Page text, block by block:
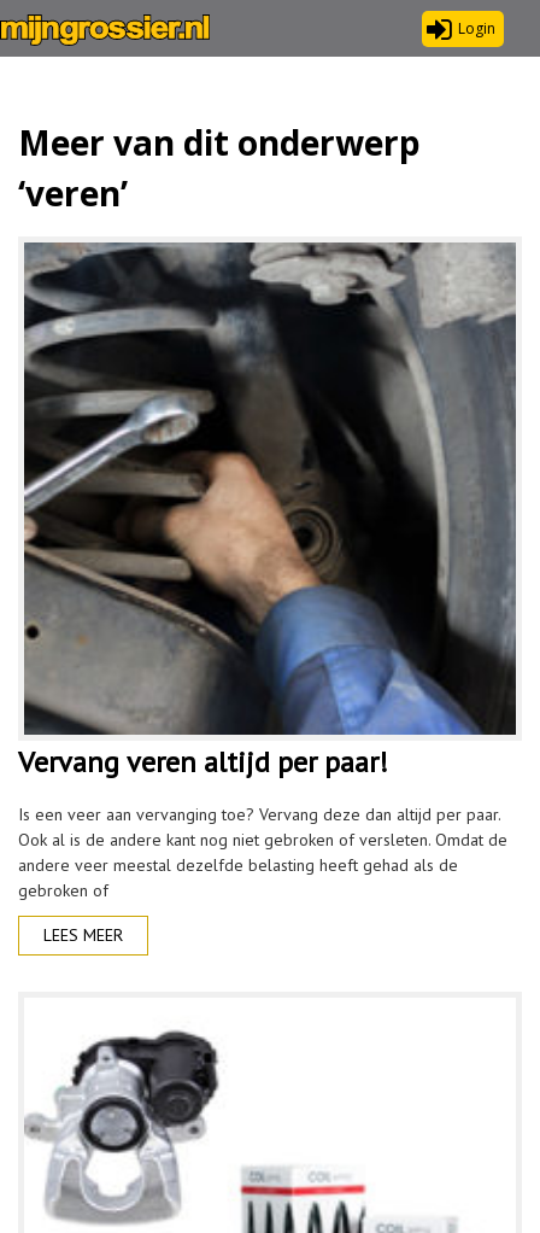
Login
Meer van dit onderwerp
‘veren’
Vervang veren altijd per paar!
Is een veer aan vervanging toe? Vervang deze dan altijd per paar.
Ook al is de andere kant nog niet gebroken of versleten. Omdat de
andere veer meestal dezelfde belasting heeft gehad als de
gebroken of
LEES MEER